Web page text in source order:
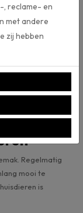
PVC vloeren
op de ondergrond
vloerverwarming.
Regelmatig
mooi te
is
, reclame- en
met andere
zij hebben